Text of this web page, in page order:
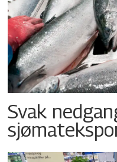
Svak